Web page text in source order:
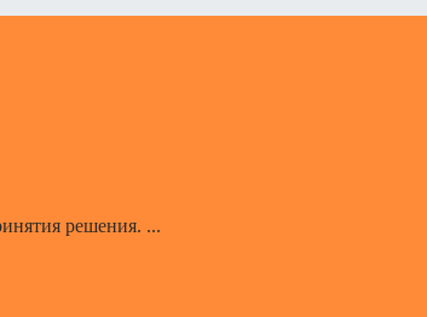
решения. ...